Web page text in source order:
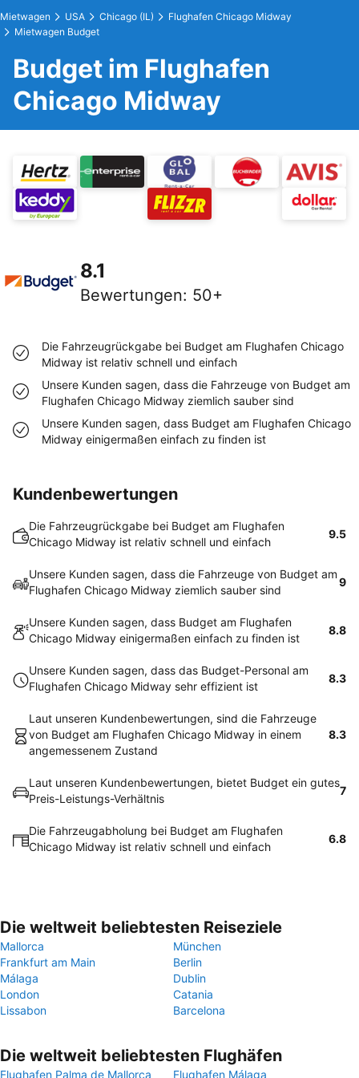
Mietwagen USA Chicago (IL)
Flughafen Chicago Midway
Mietwagen Budget
Budget im Flughafen
Chicago Midway
8.1
Bewertungen: 50+
Die Fahrzeugrückgabe bei Budget am Flughafen Chicago
Midway ist relativ schnell und einfach
Unsere Kunden sagen, dass die Fahrzeuge von Budget am
Flughafen Chicago Midway ziemlich sauber sind
Unsere Kunden sagen, dass Budget am Flughafen Chicago
Midway einigermaßen einfach zu finden ist
Kundenbewertungen
Die Fahrzeugrückgabe bei Budget am Flughafen
Chicago Midway ist relativ schnell und einfach
9.5
Unsere Kunden sagen, dass die Fahrzeuge von Budget am
Flughafen Chicago Midway ziemlich sauber sind
9
Unsere Kunden sagen, dass Budget am Flughafen
Chicago Midway einigermaßen einfach zu finden ist
8.8
Unsere Kunden sagen, dass das Budget-Personal am
Flughafen Chicago Midway sehr effizient ist
8.3
Laut unseren Kundenbewertungen, sind die Fahrzeuge
von Budget am Flughafen Chicago Midway in einem
angemessenem Zustand
8.3
Laut unseren Kundenbewertungen, bietet Budget ein gutes
Preis-Leistungs-Verhältnis
7
Die Fahrzeugabholung bei Budget am Flughafen
Chicago Midway ist relativ schnell und einfach
6.8
Die weltweit beliebtesten Reiseziele
Mallorca
München
Frankfurt am Main
Berlin
Málaga
Dublin
London
Catania
Lissabon
Barcelona
Die weltweit beliebtesten Flughäfen
Flughafen Palma de Mallorca Flughafen Málaga